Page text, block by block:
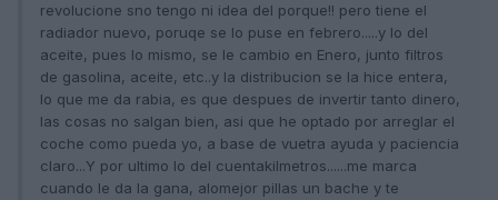
revolucione sno tengo ni idea del porque!! pero tiene el
radiador nuevo, poruqe se lo puse en febrero.....y lo del
aceite, pues lo mismo, se le cambio en Enero, junto filtros
de gasolina, aceite, etc..y la distribucion se la hice entera,
lo que me da rabia, es que despues de invertir tanto dinero,
las cosas no salgan bien, asi que he optado por arreglar el
coche como pueda yo, a base de vuetra ayuda y paciencia
claro...Y por ultimo lo del cuentakilmetros......me marca
cuando le da la gana, alomejor pillas un bache y te